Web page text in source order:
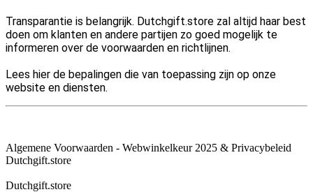
Transparantie is belangrijk. Dutchgift.store zal altijd haar best
doen om klanten en andere partijen zo goed mogelijk te
informeren over de voorwaarden en richtlijnen.
Lees hier de bepalingen die van toepassing zijn op onze
website en diensten.
Algemene Voorwaarden - Webwinkelkeur 2025 & Privacybeleid
Dutchgift.store
Dutchgift.store